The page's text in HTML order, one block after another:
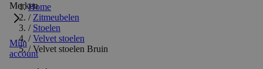
Merken
Mijn
account
Home
/ Zitmeubelen
/ Stoelen
/ Velvet stoelen
/ Velvet stoelen Bruin